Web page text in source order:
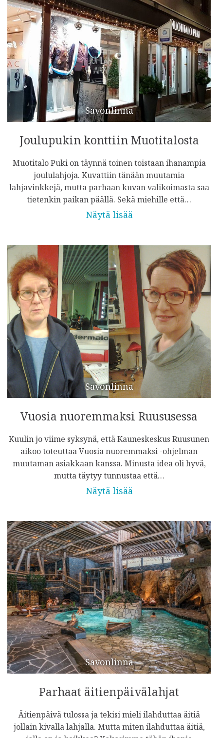
Savonlinna
Joulupukin konttiin Muotitalosta
Muotitalo Puki on täynnä toinen toistaan ihanampia
joululahjoja. Kuvattiin tänään muutamia
lahjavinkkejä, mutta parhaan kuvan valikoimasta saa
tietenkin paikan päällä. Sekä miehille että…
Näytä lisää
Savonlinna
Vuosia nuoremmaksi Ruususessa
Kuulin jo viime syksynä, että Kauneskeskus Ruusunen
aikoo toteuttaa Vuosia nuoremmaksi -ohjelman
muutaman asiakkaan kanssa. Minusta idea oli hyvä,
mutta täytyy tunnustaa että…
Näytä lisää
Savonlinna
Parhaat äitienpäivälahjat
Äitienpäivä tulossa ja tekisi mieli ilahduttaa äitiä
jollain kivalla lahjalla. Mutta miten ilahduttaa äitiä,